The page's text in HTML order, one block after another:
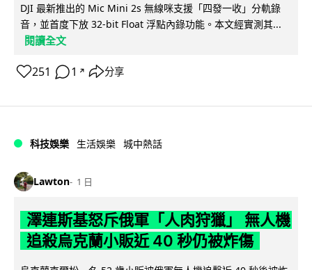
DJI 最新推出的 Mic Mini 2s 無線咪支援「四發一收」分軌錄
音，並首度下放 32-bit Float 浮點內錄功能。本文經實測其...
閱讀全文
251 1 ↗ 分享
科技娛樂 生活娛樂 城中熱話
Lawton 1 日
澤連斯基怒斥俄軍「人肉狩獵」 無人機
追殺烏克蘭小販近 40 秒仍被炸傷